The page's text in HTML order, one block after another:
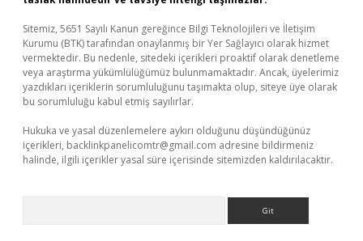
Sitemiz, 5651 Sayılı Kanun gereğince Bilgi Teknolojileri ve İletişim
Kurumu (BTK) tarafından onaylanmış bir Yer Sağlayıcı olarak hizmet
vermektedir. Bu nedenle, sitedeki içerikleri proaktif olarak denetleme
veya araştırma yükümlülüğümüz bulunmamaktadır. Ancak, üyelerimiz
yazdıkları içeriklerin sorumluluğunu taşımakta olup, siteye üye olarak
bu sorumluluğu kabul etmiş sayılırlar.
Hukuka ve yasal düzenlemelere aykırı olduğunu düşündüğünüz
içerikleri, backlinkpanelicomtr@gmail.com adresine bildirmeniz
halinde, ilgili içerikler yasal süre içerisinde sitemizden kaldırılacaktır.